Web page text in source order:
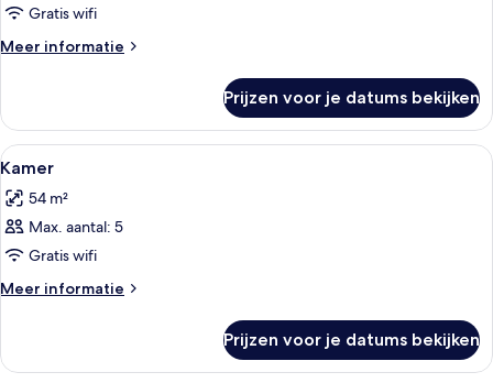
Gratis wifi
Meer informatie
Meer
Prijzen voor je datums bekijken
Alle
foto's
voor
Kamer
laden
Italiaanse Frette-lakens, luxe
6
Kamer
54 m²
Max. aantal: 5
Gratis wifi
Meer informatie
Meer
Prijzen voor je datums bekijken